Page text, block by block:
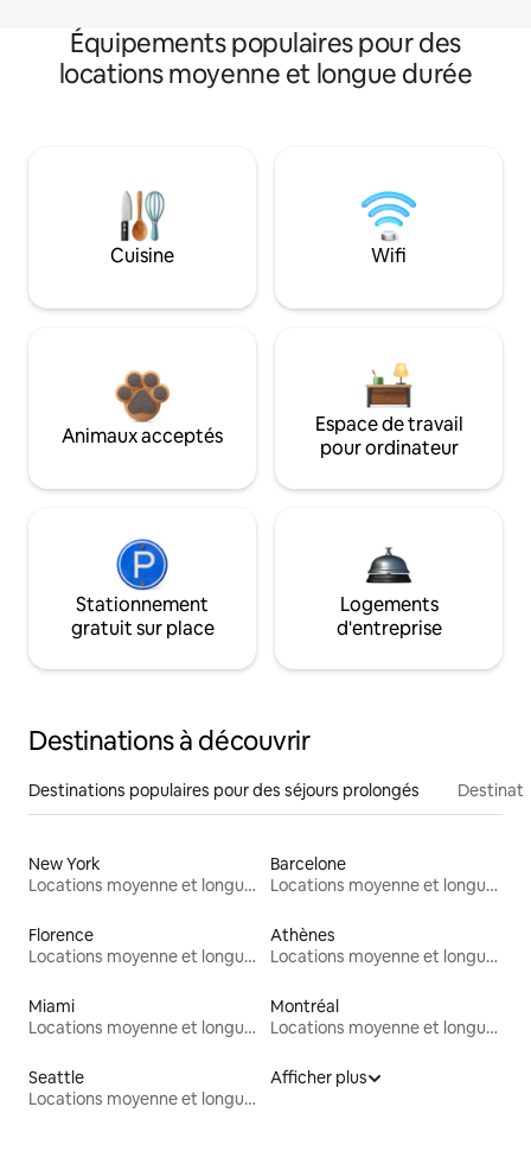
Équipements populaires pour des
locations moyenne et longue durée
Cuisine Wifi
Animaux acceptés
Espace de travail
pour ordinateur
Stationnement
gratuit sur place
Logements
d'entreprise
Destinations à découvrir
Destinations populaires pour des séjours prolongés
New York
Locations moyenne et longue durée
Barcelone
Locations moyenne et longue durée
Florence
Locations moyenne et longue durée
Athènes
Locations moyenne et longue durée
Miami
Locations moyenne et longue durée
Montréal
Locations moyenne et longue durée
Seattle
Locations moyenne et longue durée
Afficher plus